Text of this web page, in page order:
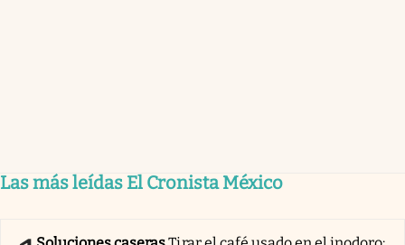
Las más leídas El Cronista México